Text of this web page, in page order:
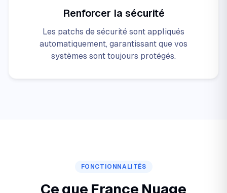
Renforcer la sécurité
Les patchs de sécurité sont appliqués
automatiquement, garantissant que vos
systèmes sont toujours protégés.
FONCTIONNALITÉS
Ce que France Nuage